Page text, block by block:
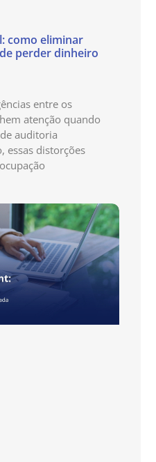
como eliminar
perder dinheiro
entre os
atenção quando
auditoria
essas distorções